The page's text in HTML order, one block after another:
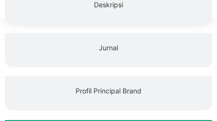
Deskripsi
Jurnal
Profil Principal Brand